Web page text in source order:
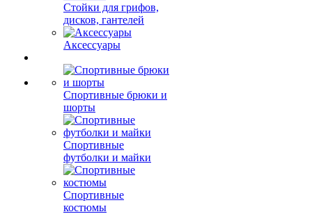
Стойки для грифов,
дисков, гантелей
Аксессуары
Спортивные брюки и
шорты
Спортивные
футболки и майки
Спортивные
костюмы